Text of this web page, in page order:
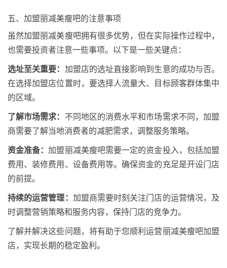
五、加盟丽减美瘦吧的注意事项
虽然加盟丽减美瘦吧拥有很多优势，但在实际操作过程中，
也需要投资者注意一些事项。以下是一些关键点：
选址至关重要： 加盟店的选址直接影响到生意的成功与否。
在选择加盟店位置时，要选择人流量大、目标顾客群体集中
的区域。
了解市场需求： 不同地区的消费水平和市场需求不同，加盟
商需要了解当地消费者的减肥需求，调整服务策略。
资金准备：加盟丽减美瘦吧需要一定的资金投入，包括加盟
费用、装修费用、设备费用等。确保资金的充足是开设门店
的前提。
持续的运营管理： 加盟商需要时刻关注门店的运营情况，及
时调整营销策略和服务内容，保持门店的竞争力。
了解并解决这些问题，将有助于您顺利运营丽减美瘦吧加盟
店，实现长期的稳定盈利。